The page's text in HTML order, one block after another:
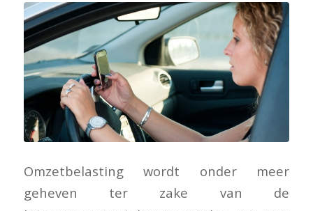
Omzetbelasting wordt onder meer
geheven ter zake van de